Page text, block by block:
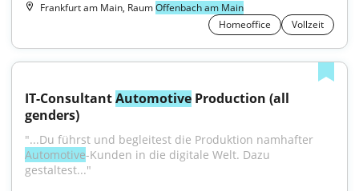
Frankfurt am Main, RaumOffenbach am Main
Homeoffice
Vollzeit
IT-Consultant Automotive Production (all
genders)
Automotive-Kunden in die digitale Welt. Dazu
gestaltest..."